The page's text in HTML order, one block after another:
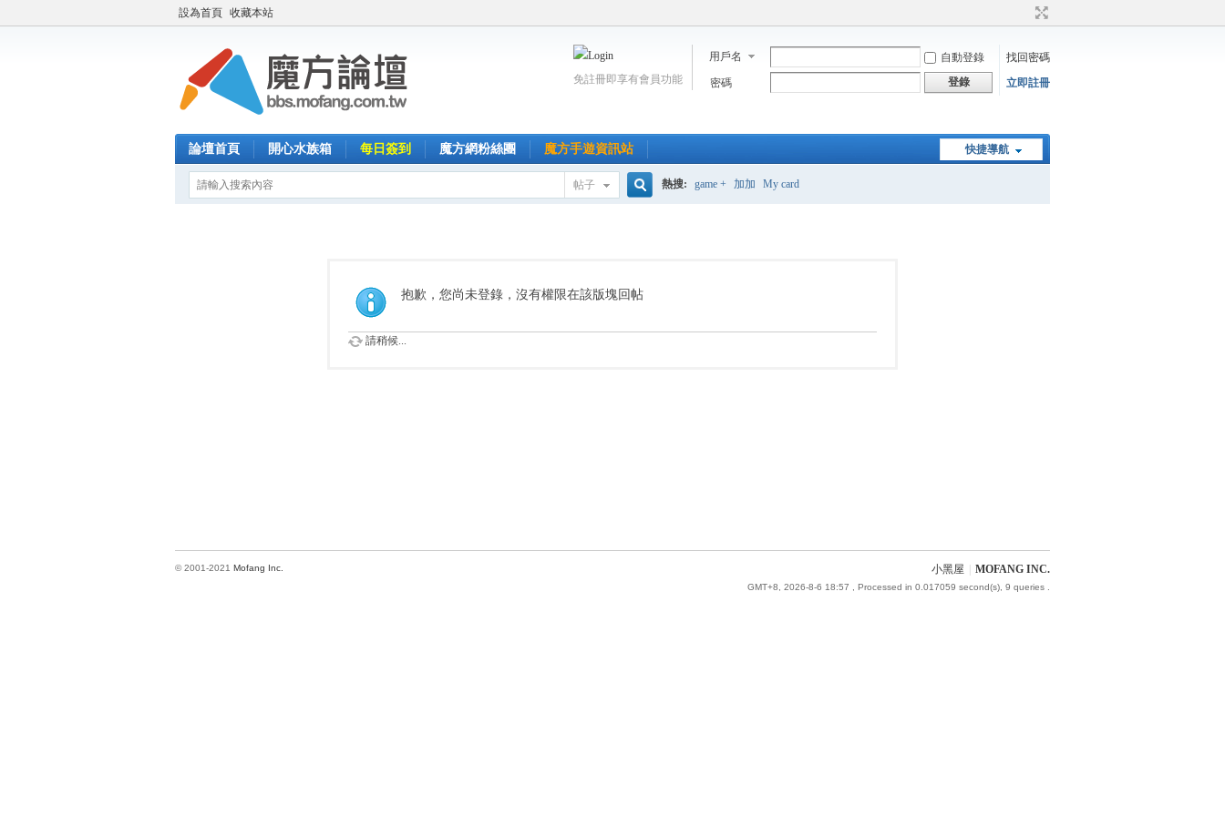
設為首頁 收藏本站
用戶名 自動登錄
找回密碼
密碼
登錄 立即註冊
免註冊即享有會員功能
快捷導航
論壇首頁 開心水族箱 每日簽到 魔方網粉絲團 魔方手遊資訊站
帖子
索
熱搜: game + 加加 My card
抱歉，您尚未登錄，沒有權限在該版塊回帖
請稍候...
小黑屋 MOFANG INC.
GMT+8, 2026-8-6 18:57 , Processed in 0.017059 second(s), 9 queries .
© 2001-2021 Mofang Inc.